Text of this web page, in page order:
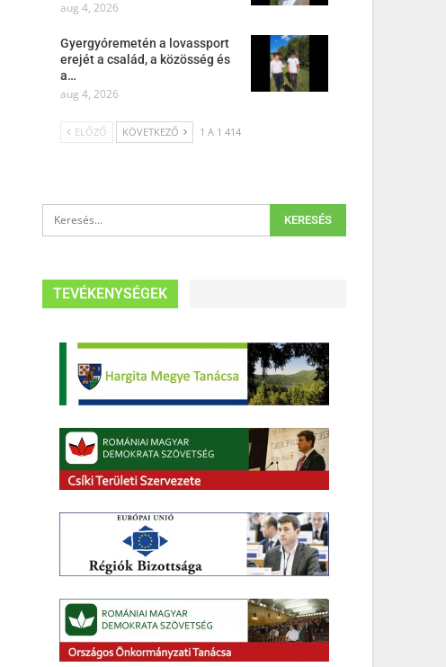
aug 4, 2026
Gyergyóremetén a lovassport
erejét a család, a közösség és
a…
aug 4, 2026
ELŐZŐ KÖVETKEZŐ 1 A 1 414
TEVÉKENYSÉGEK